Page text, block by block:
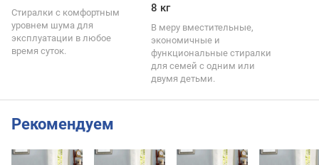
Стиралки с комфортным
уровнем шума для
эксплуатации в любое
время суток.
8 кг
В меру вместительные,
экономичные и
функциональные стиралки
для семей с одним или
двумя детьми.
Рекомендуем